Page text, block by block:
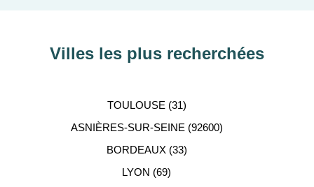
Villes les plus recherchées
TOULOUSE (31)
ASNIÈRES-SUR-SEINE (92600)
BORDEAUX (33)
LYON (69)